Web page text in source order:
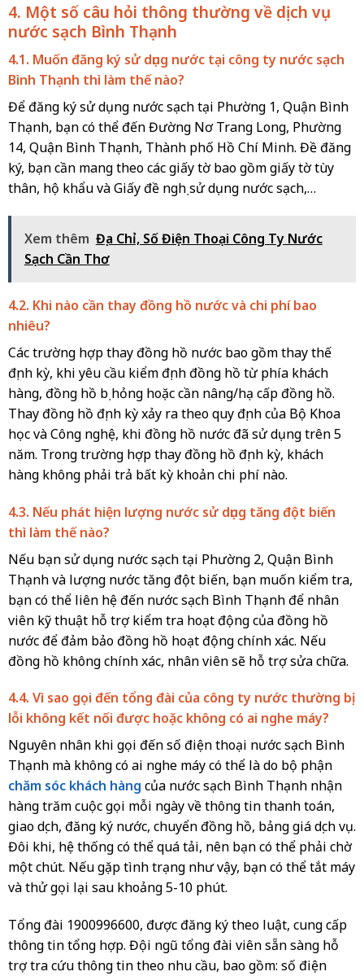
4. Một số câu hỏi thông thường về dịch vụ
nước sạch Bình Thạnh
4.1. Muốn đăng ký sử dụng nước tại công ty nước sạch
Bình Thạnh thì làm thế nào?
Để đăng ký sử dụng nước sạch tại Phường 1, Quận Bình
Thạnh, bạn có thể đến Đường Nơ Trang Long, Phường
14, Quận Bình Thạnh, Thành phố Hồ Chí Minh. Đề đăng
ký, bạn cần mang theo các giấy tờ bao gồm giấy tờ tùy
thân, hộ khẩu và Giấy đề nghị sử dụng nước sạch,…
Xem thêm Địa Chỉ, Số Điện Thoại Công Ty Nước
Sạch Cần Thơ
4.2. Khi nào cần thay đồng hồ nước và chi phí bao
nhiêu?
Các trường hợp thay đồng hồ nước bao gồm thay thế
định kỳ, khi yêu cầu kiểm định đồng hồ từ phía khách
hàng, đồng hồ bị hỏng hoặc cần nâng/hạ cấp đồng hồ.
Thay đồng hồ định kỳ xảy ra theo quy định của Bộ Khoa
học và Công nghệ, khi đồng hồ nước đã sử dụng trên 5
năm. Trong trường hợp thay đồng hồ định kỳ, khách
hàng không phải trả bất kỳ khoản chi phí nào.
4.3. Nếu phát hiện lượng nước sử dụng tăng đột biến
thì làm thế nào?
Nếu bạn sử dụng nước sạch tại Phường 2, Quận Bình
Thạnh và lượng nước tăng đột biến, bạn muốn kiểm tra,
bạn có thể liên hệ đến nước sạch Bình Thạnh để nhân
viên kỹ thuật hỗ trợ kiểm tra hoạt động của đồng hồ
nước để đảm bảo đồng hồ hoạt động chính xác. Nếu
đồng hồ không chính xác, nhân viên sẽ hỗ trợ sửa chữa.
4.4. Vì sao gọi đến tổng đài của công ty nước thường bị
lỗi không kết nối được hoặc không có ai nghe máy?
Nguyên nhân khi gọi đến số điện thoại nước sạch Bình
Thạnh mà không có ai nghe máy có thể là do bộ phận
chăm sóc khách hàng của nước sạch Bình Thạnh nhận
hàng trăm cuộc gọi mỗi ngày về thông tin thanh toán,
giao dịch, đăng ký nước, chuyển đồng hồ, bảng giá dịch vụ.
Đôi khi, hệ thống có thể quá tải, nên bạn có thể phải chờ
một chút. Nếu gặp tình trạng như vậy, bạn có thể tắt máy
và thử gọi lại sau khoảng 5-10 phút.
Tổng đài 1900996600, được đăng ký theo luật, cung cấp
thông tin tổng hợp. Đội ngũ tổng đài viên sẵn sàng hỗ
trợ tra cứu thông tin theo nhu cầu, bao gồm: số điện